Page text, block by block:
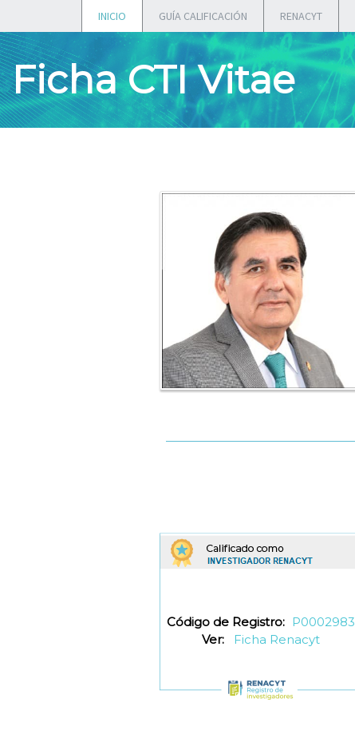
INICIO GUÍA CALIFICACIÓN RENACYT
Ficha CTI Vitae
Código de Registro: P0002983
Ver:
Ficha Renacyt